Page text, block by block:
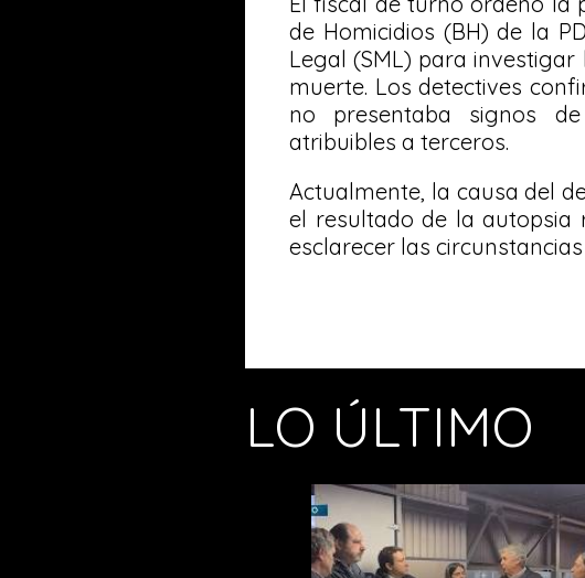
de Homicidios (BH) de la
Legal (SML) para
muerte. Los detectives
no presentaba signos
atribuibles a terceros.
Actualmente, la causa del
el resultado de la autopsia
esclarecer las
LO ÚLTIMO